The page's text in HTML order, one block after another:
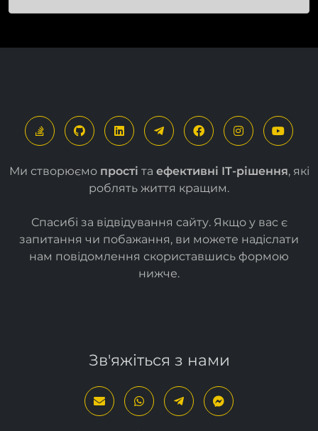
Ми створюємо прості та ефективні ІТ-рішення, які
роблять життя кращим.
Спасибі за відвідування сайту. Якщо у вас є
запитання чи побажання, ви можете надіслати
нам повідомлення скориставшись формою
нижче.
Зв'яжіться з нами